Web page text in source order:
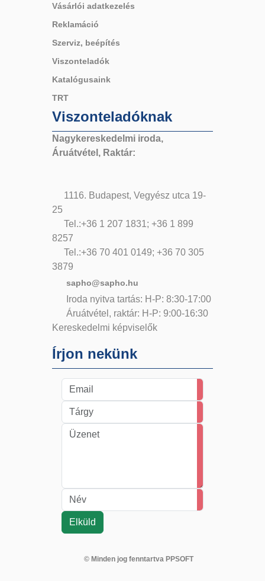
Vásárlói adatkezelés
Reklamáció
Szerviz, beépítés
Viszonteladók
Katalógusaink
TRT
Viszonteladóknak
Nagykereskedelmi iroda,
Áruátvétel, Raktár:
1116. Budapest, Vegyész utca 19-
25
Tel.:+36 1 207 1831; +36 1 899
8257
Tel.:+36 70 401 0149; +36 70 305
3879
sapho@sapho.hu
Iroda nyitva tartás: H-P: 8:30-17:00
Áruátvétel, raktár: H-P: 9:00-16:30
Kereskedelmi képviselők
Írjon nekünk
© Minden jog fenntartva PPSOFT